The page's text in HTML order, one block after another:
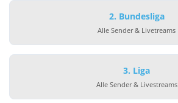
2. Bundesliga
Alle Sender & Livetreams
3. Liga
Alle Sender & Livestreams